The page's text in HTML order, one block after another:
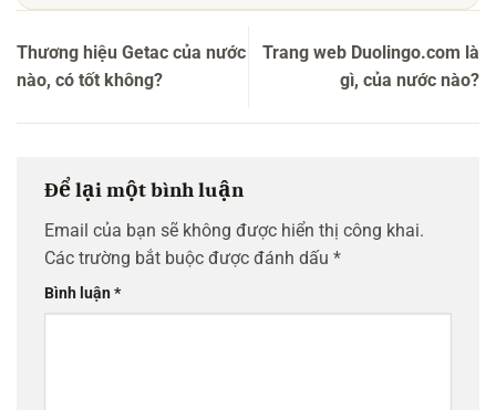
Thương hiệu Getac của nước
nào, có tốt không?
Trang web Duolingo.com là
gì, của nước nào?
Để lại một bình luận
Email của bạn sẽ không được hiển thị công khai.
Các trường bắt buộc được đánh dấu *
Bình luận*